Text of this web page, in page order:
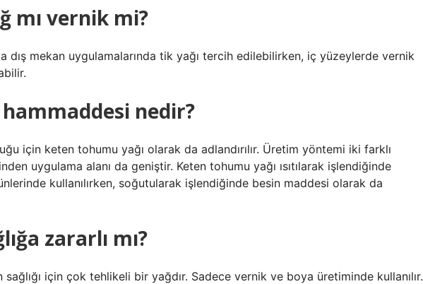
mı vernik mi?
dış mekan uygulamalarında tik yağı tercih edilebilirken, iç yüzeylerde vernik
hammaddesi nedir?
için keten tohumu yağı olarak da adlandırılır. Üretim yöntemi iki farklı
uygulama alanı da geniştir. Keten tohumu yağı ısıtılarak işlendiğinde
kullanılırken, soğutularak işlendiğinde besin maddesi olarak da
zararlı mı?
sağlığı için çok tehlikeli bir yağdır. Sadece vernik ve boya üretiminde kullanılır.